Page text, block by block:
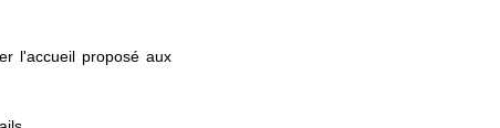
l'accueil proposé aux